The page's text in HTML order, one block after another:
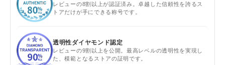
レビューの8割以上が認証済み。卓越した信頼性を誇るス
トアだけが手にできる称号です。
透明性ダイヤモンド認定
レビューの9割以上を公開。最高レベルの透明性を実現し
た、模範となるストアの証明です。